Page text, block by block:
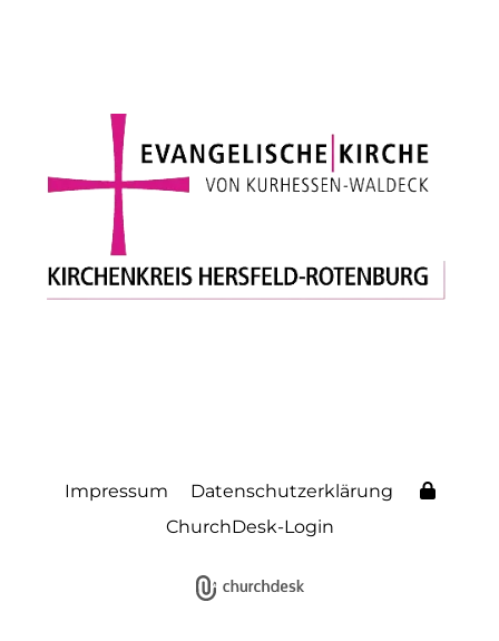
Impressum
Datenschutzerklärung
ChurchDesk-Login